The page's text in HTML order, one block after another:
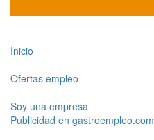
Inicio
Ofertas empleo
Soy una empresa
Publicidad en gastroempleo.com